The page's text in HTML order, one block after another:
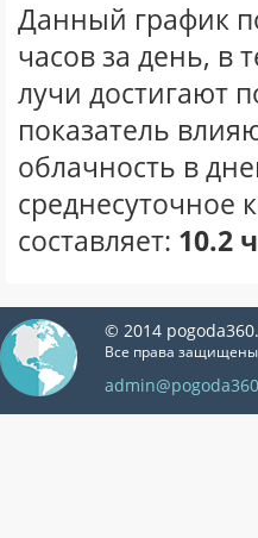
Данный график
часов за день, в
лучи достигают
показатель
облачность в
среднесуточное
составляет: 10.2
© 2014
Все права защищены